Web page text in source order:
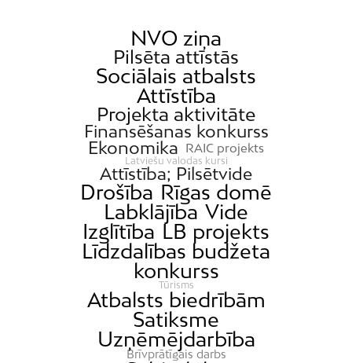
NVO ziņa
Pilsēta attīstās
Sociālais atbalsts
Attīstība
Projekta aktivitāte
Finansēšanas konkurss
Ekonomika
RAIC projekts
Latviešu valodas kursi
Attīstība; Pilsētvide
Drošība Rīgas domē
Labklājība Vide
Izglītība LB projekts
Līdzdalības budžeta
konkurss
Tūrisms
Atbalsts biedrībām
Satiksme
Uzņēmējdarbība
Brīvprātīgais darbs